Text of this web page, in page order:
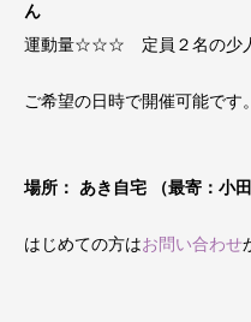
ん
運動量☆☆☆ 定員２名の少
ご希望の日時で開催可能です
場所： あき自宅 （最寄：小
はじめての方はお問い合わせ